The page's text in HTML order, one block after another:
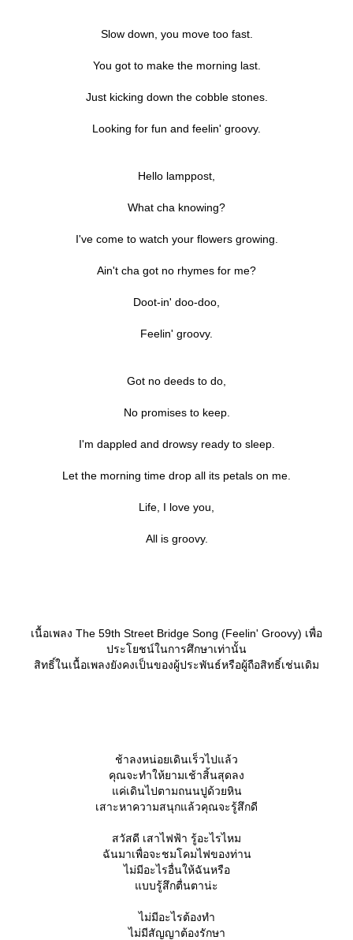
Slow down, you move too fast.
You got to make the morning last.
Just kicking down the cobble stones.
Looking for fun and feelin' groovy.
Hello lamppost,
What cha knowing?
I've come to watch your flowers growing.
Ain't cha got no rhymes for me?
Doot-in' doo-doo,
Feelin' groovy.
Got no deeds to do,
No promises to keep.
I'm dappled and drowsy ready to sleep.
Let the morning time drop all its petals on me.
Life, I love you,
All is groovy.
เนื้อเพลง The 59th Street Bridge Song (Feelin' Groovy) เพื่อ
ประโยชน์ในการศึกษาเท่านั้น
สิทธิ์ในเนื้อเพลงยังคงเป็นของผู้ประพันธ์หรือผู้ถือสิทธิ์เช่นเดิม
ช้าลงหน่อยเดินเร็วไปแล้ว
คุณจะทำให้ยามเช้าสิ้นสุดลง
ค่เดินไปตามถนนปูด้วยหิน
เสาะหาความสนุกแล้วคุณจะรู้สึกดี
สวัสดี เสาไฟฟ้า รู้อะไรไหม
ฉันมาเพื่อจะชมโคมไฟของท่าน
ไม่มีอะไรอื่นให้ฉันหรือ
บบรู้สึกตื่นตาน่ะ
ไม่มีอะไรต้องทำ
ไม่มีสัญญาต้องรักษา